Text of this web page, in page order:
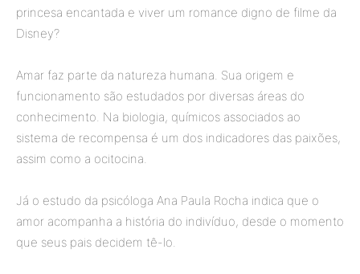
princesa encantada e viver um romance digno de filme da
Disney?
Amar faz parte da natureza humana. Sua origem e
funcionamento são estudados por diversas áreas do
conhecimento. Na biologia, químicos associados ao
sistema de recompensa é um dos indicadores das paixões,
assim como a ocitocina.
Já o estudo da psicóloga Ana Paula Rocha indica que o
amor acompanha a história do indivíduo, desde o momento
que seus pais decidem tê-lo.